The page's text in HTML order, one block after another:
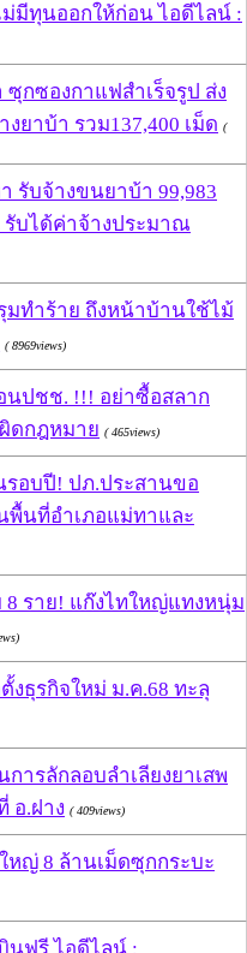
มีทุนออกให้ก่อน ไอดีไลน์ :
กซองกาแฟสำเร็จรูป ส่ง
ยาบ้า รวม137,400 เม็ด (
รับจ้างขนยาบ้า 99,983
รับได้ค่าจ้างประมาณ
มทำร้าย ถึงหน้าบ้านใช้ไม้
( 8969views)
นปชช. !!! อย่าซื้อสลาก
ดกฎหมาย ( 465views)
รอบปี! ปภ.ประสานขอ
พื้นที่อำเภอแม่ทาและ
ราย! แก๊งไทใหญ่แทงหนุ่ม
ธุรกิจใหม่ ม.ค.68 ทะลุ
ารลักลอบลำเลียงยาเสพ
อ.ฝาง ( 409views)
หญ่ 8 ล้านเม็ดซุกกระบะ